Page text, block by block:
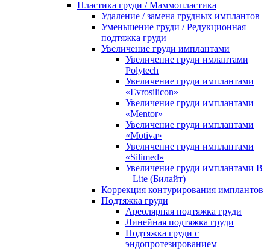
Пластика груди / Маммопластика
Удаление / замена грудных имплантов
Уменьшение груди / Редукционная
подтяжка груди
Увеличение груди имплантами
Увеличение груди имлантами
Polytech
Увеличение груди имплантами
«Evrosilicon»
Увеличение груди имплантами
«Mentor»
Увеличение груди имплантами
«Motiva»
Увеличение груди имплантами
«Silimed»
Увеличение груди имплантами B
– Lite (Билайт)
Коррекция контурирования имплантов
Подтяжка груди
Ареолярная подтяжка груди
Линейная подтяжка груди
Подтяжка груди с
эндопротезированием